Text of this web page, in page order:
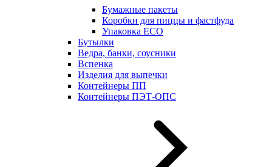
Бумажные пакеты
Коробки для пиццы и фастфуда
Упаковка ECO
Бутылки
Ведра, банки, соусники
Вспенка
Изделия для выпечки
Контейнеры ПП
Контейнеры ПЭТ-ОПС